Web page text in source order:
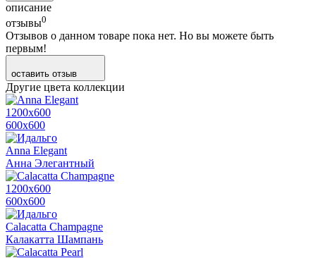
описание
отзывы0
Отзывов о данном товаре пока нет. Но вы можете быть
первым!
оставить отзыв
Другие цвета коллекции
1200х600
600х600
Anna Elegant
Анна Элегантный
1200х600
600х600
Calacatta Champagne
Калакатта Шампань